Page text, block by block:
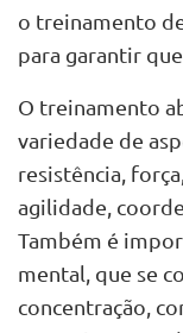
o treinamento
para garantir
O treinamento
variedade de
resistência,
agilidade,
Também é
mental, que se
concentração,